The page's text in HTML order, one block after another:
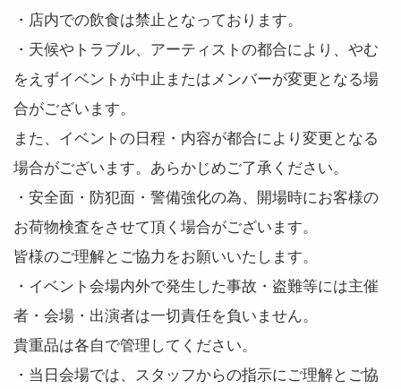
・店内での飲食は禁止となっております。
・天候やトラブル、アーティストの都合により、やむ
をえずイベントが中止またはメンバーが変更となる場
合がございます。
また、イベントの日程・内容が都合により変更となる
場合がございます。あらかじめご了承ください。
・安全面・防犯面・警備強化の為、開場時にお客様の
お荷物検査をさせて頂く場合がございます。
皆様のご理解とご協力をお願いいたします。
・イベント会場内外で発生した事故・盗難等には主催
者・会場・出演者は一切責任を負いません。
貴重品は各自で管理してください。
・当日会場では、スタッフからの指示にご理解とご協